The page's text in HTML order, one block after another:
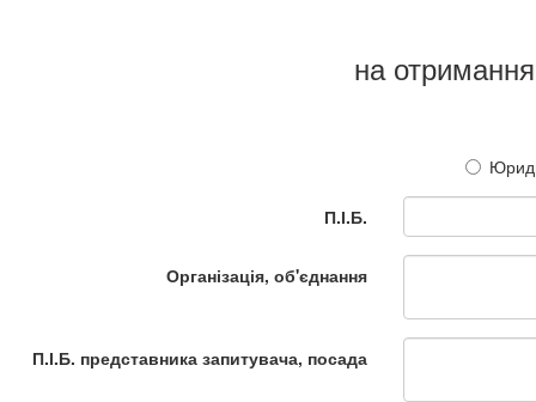
на отримання
П.І.Б.
Організація, об'єднання
П.І.Б. представника запитувача, посада